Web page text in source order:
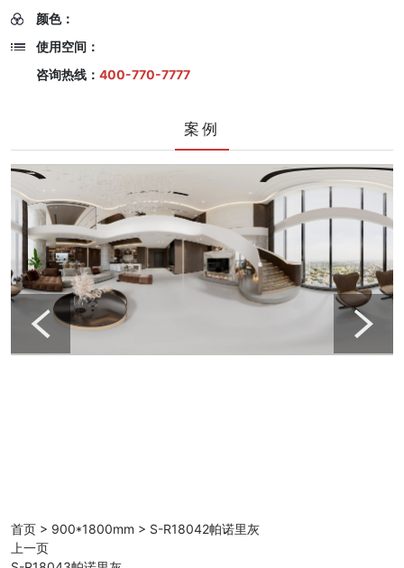
颜色：
使用空间：
咨询热线： 400-770-7777
案例
首页 > 900*1800mm > S-R18042帕诺里灰
上一页